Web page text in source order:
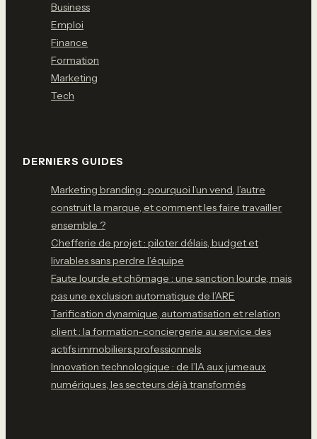
Business
Emploi
Finance
Formation
Marketing
Tech
DERNIERS GUIDES
Marketing branding : pourquoi l’un vend, l’autre
construit la marque, et comment les faire travailler
ensemble ?
Chefferie de projet : piloter délais, budget et
livrables sans perdre l’équipe
Faute lourde et chômage : une sanction lourde, mais
pas une exclusion automatique de l’ARE
Tarification dynamique, automatisation et relation
client : la formation-conciergerie au service des
actifs immobiliers professionnels
Innovation technologique : de l’IA aux jumeaux
numériques, les secteurs déjà transformés